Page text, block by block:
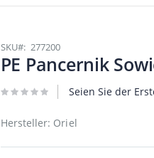
SKU 277200
PE Pancernik
Seien Sie der
Hersteller: Oriel